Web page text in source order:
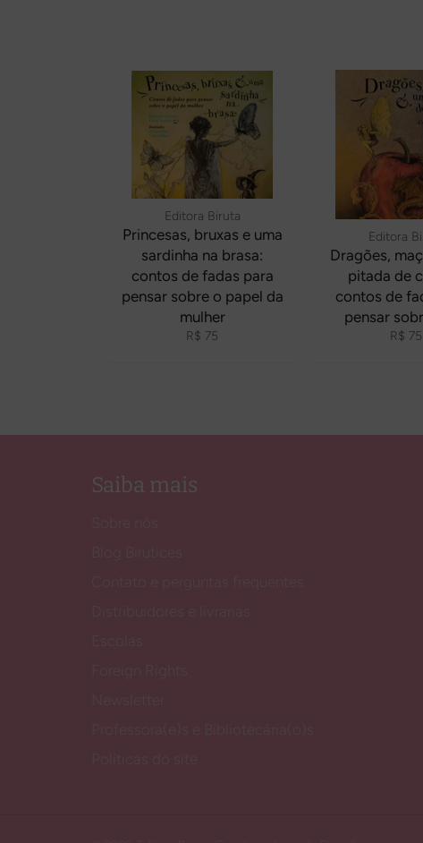
Editora Biruta
Princesas, bruxas e uma
sardinha na brasa:
contos de fadas para
pensar sobre o papel da
mulher
Preço
R$ 75
Editora
Dragões,
pitada de
contos de
pensar
Preço
R$ 75
Saiba mais